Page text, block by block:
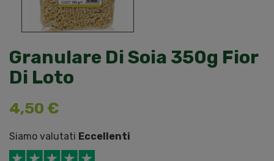
Granulare Di Soia 350g Fior
Di Loto
4,50 €
Siamo valutati Eccellenti